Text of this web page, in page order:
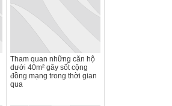
Tham quan những căn hộ
dưới 40m² gây sốt cộng
đồng mạng trong thời gian
qua